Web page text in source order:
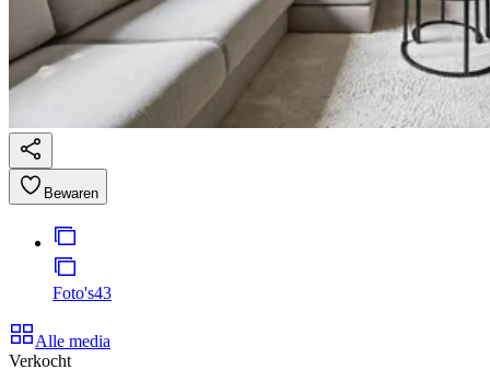
Bewaren
Foto's43
Alle media
Verkocht